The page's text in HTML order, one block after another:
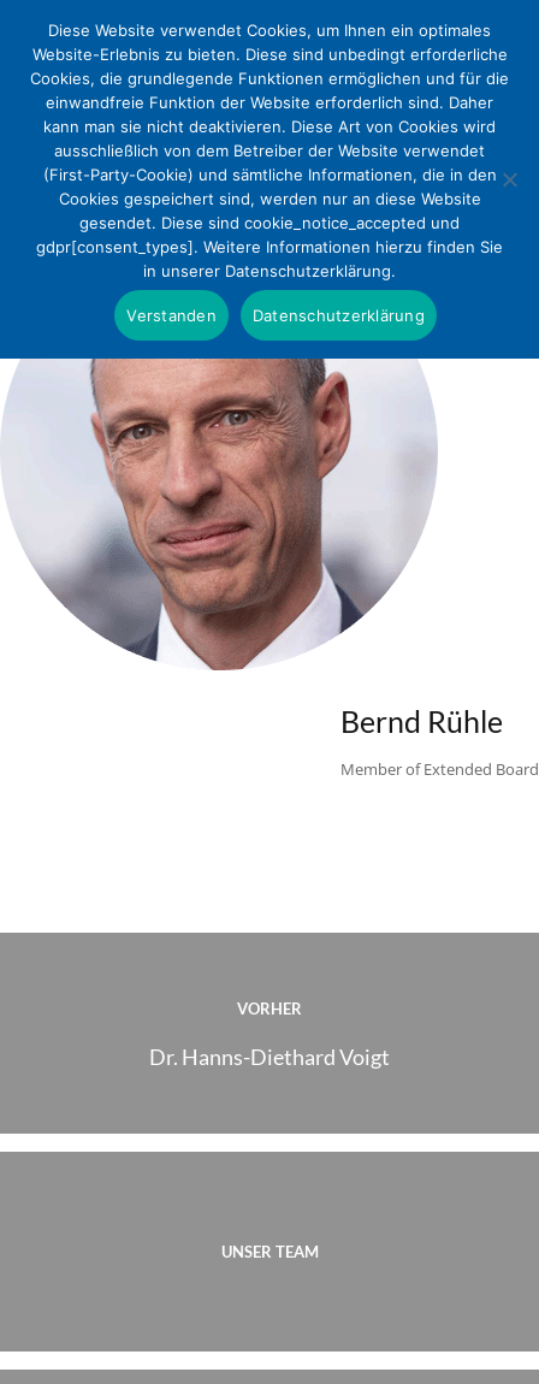
Bernd Rühle
Member of Extended Board
VORHER
Dr. Hanns-Diethard Voigt
UNSER TEAM
Diese Website verwendet Cookies, um Ihnen ein optimales
Website-Erlebnis zu bieten. Diese sind unbedingt erforderliche
Cookies, die grundlegende Funktionen ermöglichen und für die
einwandfreie Funktion der Website erforderlich sind. Daher
kann man sie nicht deaktivieren. Diese Art von Cookies wird
ausschließlich von dem Betreiber der Website verwendet
(First-Party-Cookie) und sämtliche Informationen, die in den
Cookies gespeichert sind, werden nur an diese Website
gesendet. Diese sind cookie_notice_accepted und
gdpr[consent_types]. Weitere Informationen hierzu finden Sie
in unserer Datenschutzerklärung.
Verstanden Datenschutzerklärung